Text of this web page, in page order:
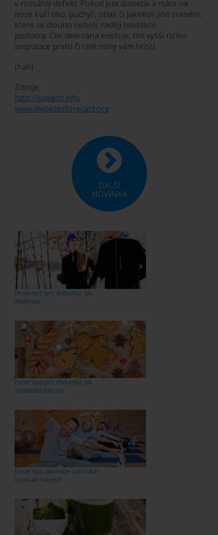
v rozsáhlý defekt. Pokud jste diabetik a máte na
noze kuří oko, puchýř, otlak či jakékoli jiné zranění,
které se dlouho nehojí, raději navštivte
podiatra. Čím déle rána existuje, tím vyšší riziko
amputace prstu či celé nohy vám hrozí.
(hah)
Zdroje:
http://patient.info
www.diabetesforecast.org
DALŠÍ
NOVINKA
Deset tipů pro diabetiky, jak
zhubnout
Deset tipů pro diabetiky, jak
zvládnout Vánoce
Deset tipů, jak může cukrovkář
zpomalit stárnutí